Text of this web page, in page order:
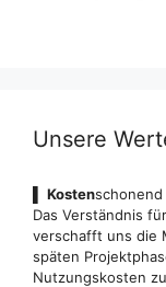
Unsere
Kostenschonend
Das Verständnis
verschafft uns die
späten
Nutzungskosten